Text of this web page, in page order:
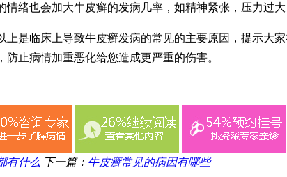
情绪也会加大牛皮癣的发病几率，如精神紧张，压力过
上是临床上导致牛皮癣发病的常见的主要原因，提示大
止病情加重恶化给您造成更严重的伤害。
有什么 下一篇： 牛皮癣常见的病因有哪些